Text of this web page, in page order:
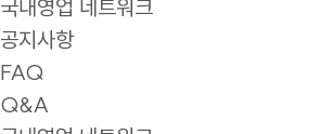
국내영업 네트워크
공지사항
FAQ
Q&A